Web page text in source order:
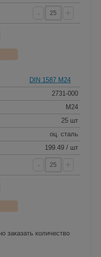
DIN 1587 M24
2731-000
M24
25 шт
оц. сталь
199.49 / шт
заказать количество